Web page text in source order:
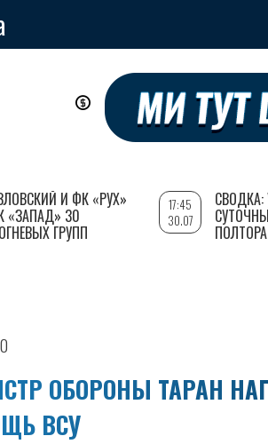
ОБОРОНЫ ТАРАН
ВСУ
И ФК «РУХ»
«ЗАПАД» 30
ГРУПП
17:45
30.07